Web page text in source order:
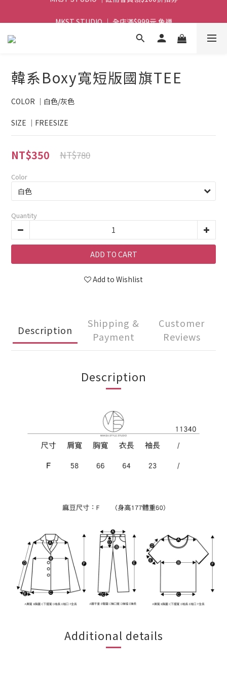
MKST STUDIO ｜ 全店滿$999元 免運
韓系Boxy寬短版國旗TEE
COLOR ｜白色/灰色
SIZE ｜FREESIZE
NT$350 NT$780
Color
Quantity
ADD TO CART
Add to Wishlist
Description
Shipping &
Payment
Customer
Reviews
Description
Additional details